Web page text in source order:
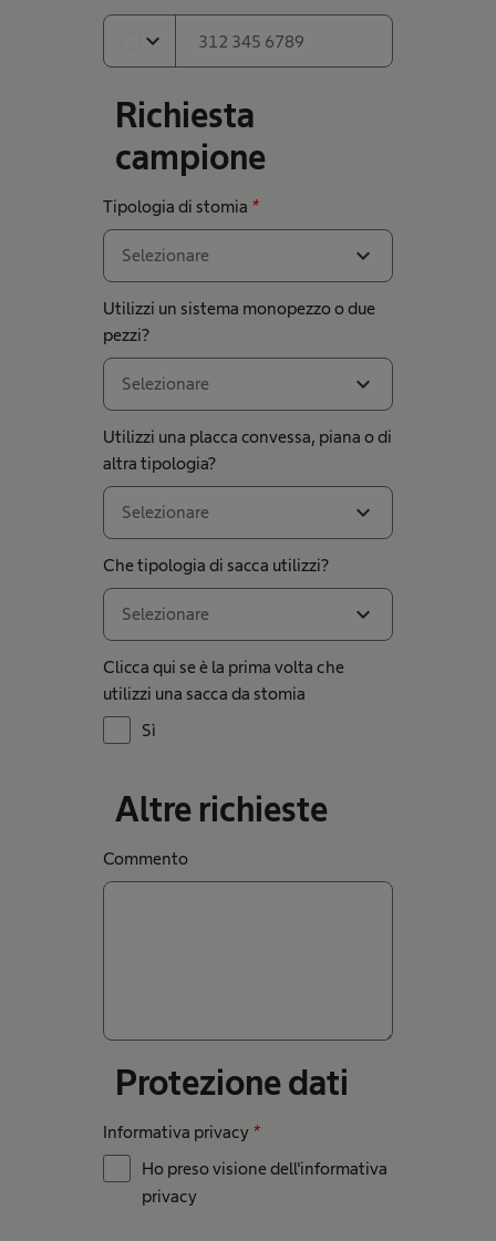
expand_more
Richiesta
campione
Tipologia di stomia *
Selezionare expand_more
Utilizzi un sistema monopezzo o due
pezzi?
Selezionare expand_more
Utilizzi una placca convessa, piana o di
altra tipologia?
Selezionare expand_more
Che tipologia di sacca utilizzi?
Selezionare expand_more
Clicca qui se è la prima volta che
utilizzi una sacca da stomia
Sì
Altre richieste
Commento
Protezione dati
Informativa privacy *
Ho preso visione dell'informativa
privacy